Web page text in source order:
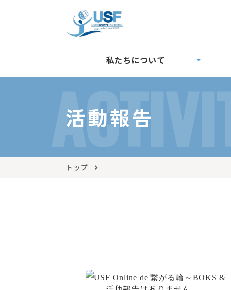
私たちについて
ACTIVITY
活動報告
トップ